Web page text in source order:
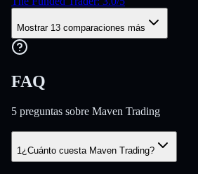
Mostrar 13 comparaciones más
FAQ
5 preguntas sobre Maven Trading
1¿Cuánto cuesta Maven Trading?